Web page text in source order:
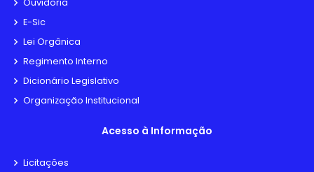
E-Sic
Lei Orgânica
Regimento Interno
Dicionário Legislativo
Organização Institucional
Acesso à Informação
Licitações